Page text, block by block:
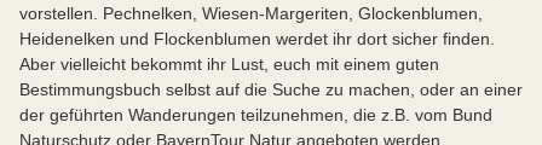
vorstellen. Pechnelken, Wiesen-Margeriten, Glockenblumen,
Heidenelken und Flockenblumen werdet ihr dort sicher finden.
Aber vielleicht bekommt ihr Lust, euch mit einem guten
Bestimmungsbuch selbst auf die Suche zu machen, oder an einer
der geführten Wanderungen teilzunehmen, die z.B. vom Bund
Naturschutz oder BayernTour Natur angeboten werden.